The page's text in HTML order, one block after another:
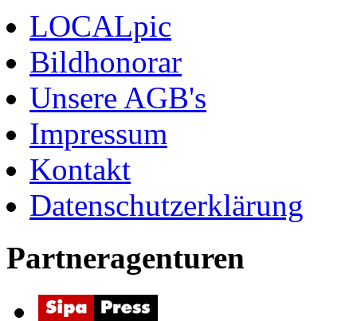
LOCALpic
Bildhonorar
Unsere AGB's
Impressum
Kontakt
Datenschutzerklärung
Partneragenturen